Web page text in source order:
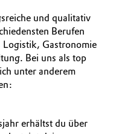
und qualitativ
Berufen
Gastronomie
Bei uns als top
unter anderem
erhältst du über